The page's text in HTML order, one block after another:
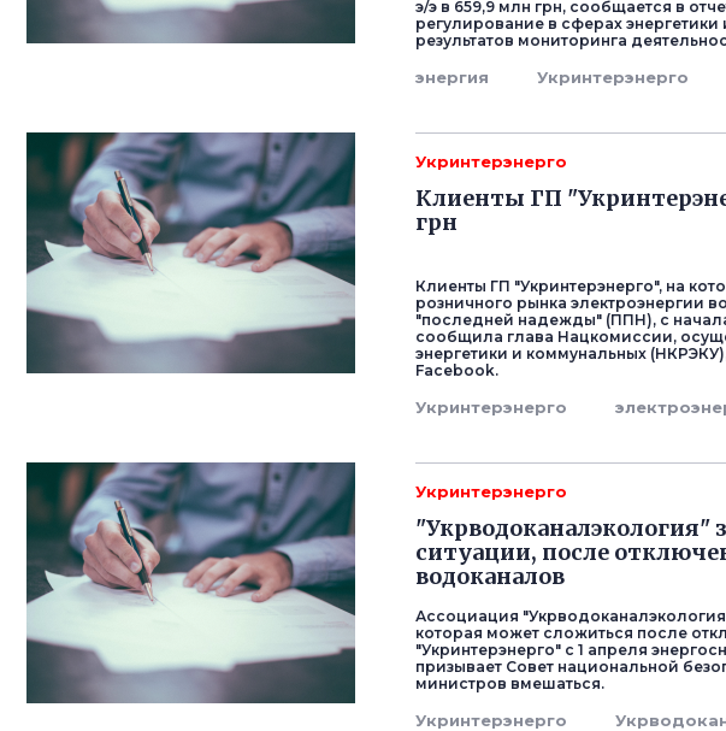
э/э в 659,9 млн грн, сообщается в
регулирование в сферах
результатов мониторинга
энергия Укринтерэнерго
Укринтерэнерго
Клиенты ГП
грн
Клиенты ГП "Укринтерэнерго", на
розничного рынка электроэнергии
"последней надежды" (ППН), с
сообщила глава Нацкомиссии,
энергетики и коммунальных
Facebook.
Укринтерэнерго
Укринтерэнерго
"Укрводоканалэкология"
ситуации, после
водоканалов
Ассоциация
которая может сложиться после
"Укринтерэнерго" с 1 апреля
призывает Совет национальной
министров вмешаться.
Укринтерэнерго